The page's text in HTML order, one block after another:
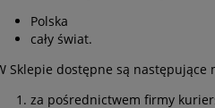
Polska
cały świat.
Sklepie dostępne są następujące
za pośrednictwem firmy